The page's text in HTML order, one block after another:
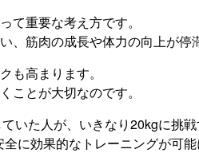
て重要な考え方です。
筋肉の成長や体力の向上が停
も高まります。
ことが大切なのです。
いた人が、いきなり20kgに挑戦
に効果的なトレーニングが可能